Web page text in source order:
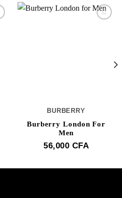
BURBERRY
Burberry London For
Men
56,000 CFA